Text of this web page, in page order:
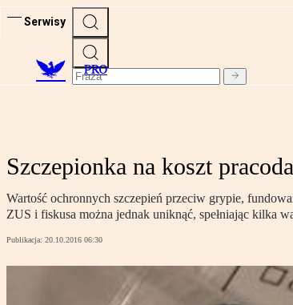
Serwisy
PRO
Szczepionka na koszt
Wartość ochronnych szczepień przeciw grypie,
ZUS i fiskusa można jednak uniknąć, spełniając kilka
Publikacja: 20.10.2016 06:30